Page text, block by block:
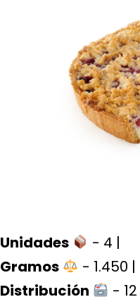
Unidades
- 4 |
Gramos
- 1.450 |
Distribución
-